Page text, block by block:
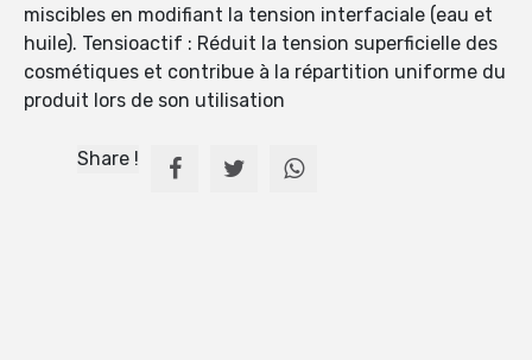
miscibles en modifiant la tension interfaciale (eau et
huile). Tensioactif : Réduit la tension superficielle des
cosmétiques et contribue à la répartition uniforme du
produit lors de son utilisation
Share !